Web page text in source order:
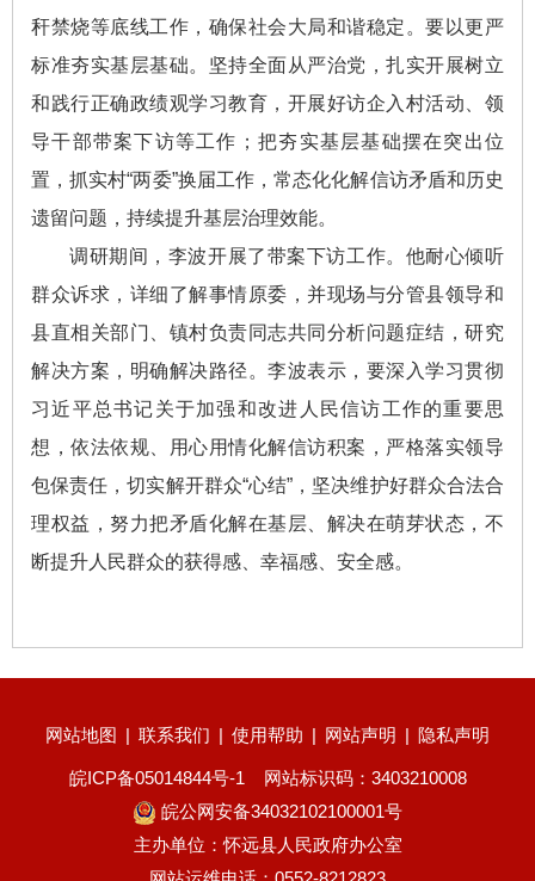
秆禁烧等底线工作，确保社会大局和谐稳定。要以更严
标准夯实基层基础。坚持全面从严治党，扎实开展树立
和践行正确政绩观学习教育，开展好访企入村活动、领
导干部带案下访等工作；把夯实基层基础摆在突出位
置，抓实村“两委”换届工作，常态化化解信访矛盾和历史
遗留问题，持续提升基层治理效能。
调研期间，李波开展了带案下访工作。他耐心倾听
群众诉求，详细了解事情原委，并现场与分管县领导和
县直相关部门、镇村负责同志共同分析问题症结，研究
解决方案，明确解决路径。李波表示，要深入学习贯彻
习近平总书记关于加强和改进人民信访工作的重要思
想，依法依规、用心用情化解信访积案，严格落实领导
包保责任，切实解开群众“心结”，坚决维护好群众合法合
理权益，努力把矛盾化解在基层、解决在萌芽状态，不
断提升人民群众的获得感、幸福感、安全感。
网站地图 | 联系我们 | 使用帮助 | 网站声明 | 隐私声明
皖ICP备05014844号-1
网站标识码：3403210008
皖公网安备34032102100001号
主办单位：怀远县人民政府办公室